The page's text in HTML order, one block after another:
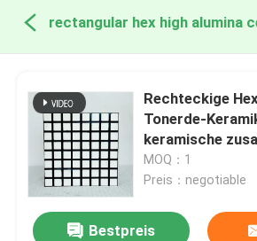
Rechteckige
Tonerde-
keramische
MOQ：1
Preis：negotiable
Bestpreis